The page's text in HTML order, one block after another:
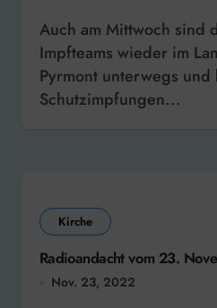
Auch am Mittwoch sind die mobilen
Impfteams wieder im
Pyrmont unterwegs und
Schutzimpfungen...
Kirche
Radioandacht vom 23.
Nov. 23, 2022